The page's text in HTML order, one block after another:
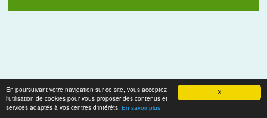
X
En poursuivant votre navigation sur ce site, vous acceptez
l'utilisation de cookies pour vous proposer des contenus et
services adaptés à vos centres d'intérêts. En savoir plus